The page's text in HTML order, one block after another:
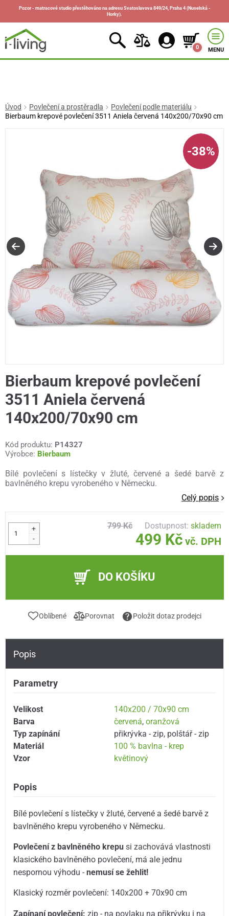
Pozor - matracové studio přestěhováno na adresu Svatoslavova 849/24, Praha 4 (Nuselská -
Horky).
0 MENU
Úvod Povlečení a prostěradla
Povlečení podle materiálu
Bierbaum krepové povlečení 3511 Aniela červená 140x200/70x90 cm
-38%
Bierbaum krepové povlečení
3511 Aniela červená
140x200/70x90 cm
Kód produktu: P14327
Výrobce: Bierbaum
Bílé povlečení s lístečky v žluté, červené a šedé barvě z
bavlněného krepu vyrobeného v Německu.
Celý popis
+
-
799 Kč Dostupnost:skladem
499 Kč vč. DPH
DO KOŠÍKU
Oblíbené Porovnat Položit dotaz prodejci
Popis
Parametry
Velikost
140x200 / 70x90 cm
Barva
červená,oranžová
Typ zapínání
přikrývka - zip, polštář - zip
Materiál
100 % bavlna - krep
Vzor
květinový
Popis
Bílé povlečení s lístečky v žluté, červené a šedé barvě z
bavlněného krepu vyrobeného v Německu.
Povlečení z bavlněného krepusi zachovává vlastnosti
klasického bavlněného povlečení, má ale jednu
nespornou výhodu - nemusí se žehlit!
Klasický rozměr povlečení: 140x200 + 70x90 cm
Zapínaní povlečení: zip - na povlaku na přikrývku i na